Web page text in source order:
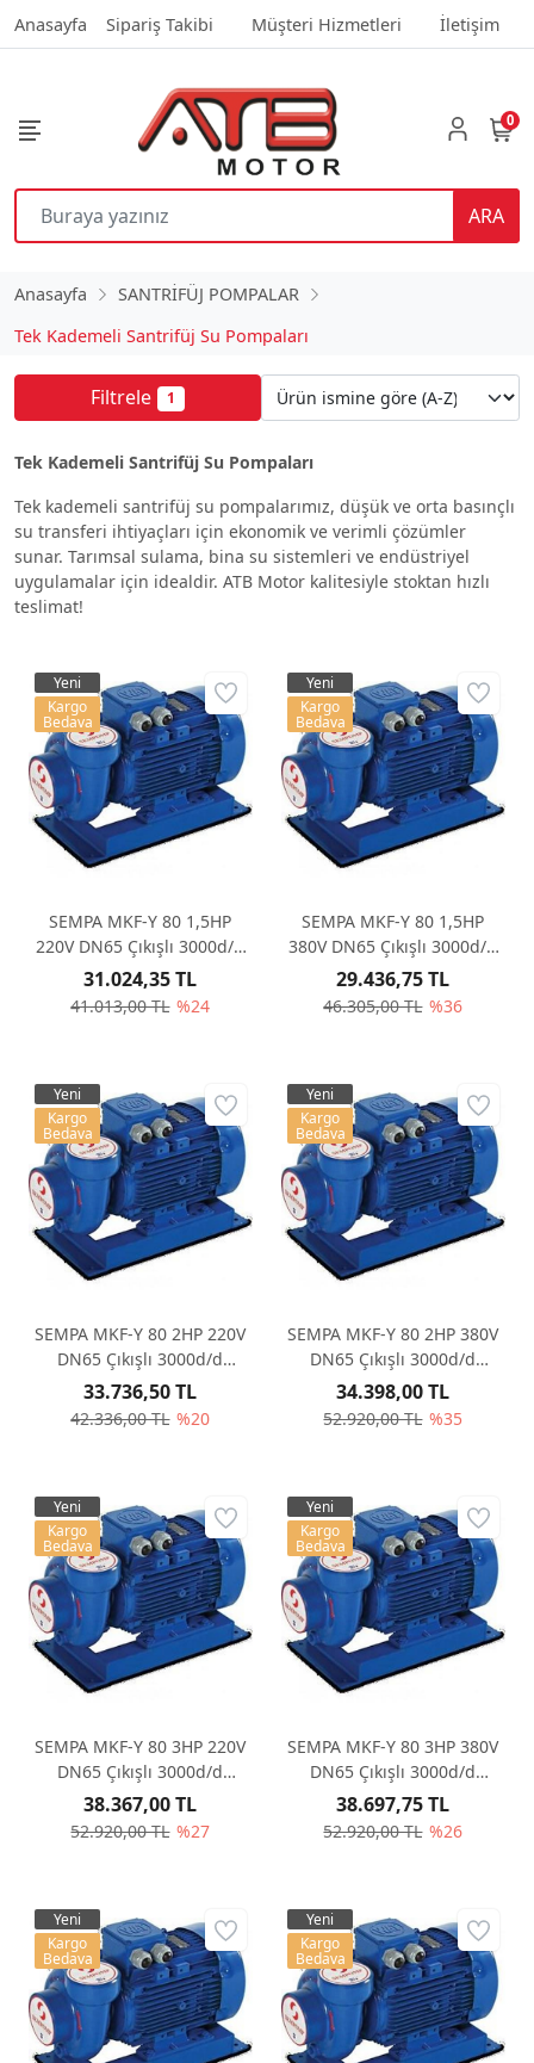
Anasayfa Sipariş Takibi Müşteri Hizmetleri İletişim
ARA
0
Anasayfa
SANTRİFÜJ POMPALAR
Tek Kademeli Santrifüj Su Pompaları
Filtrele 1
Tek Kademeli Santrifüj Su Pompaları
Tek kademeli santrifüj su pompalarımız, düşük ve orta basınçlı
su transferi ihtiyaçları için ekonomik ve verimli çözümler
sunar. Tarımsal sulama, bina su sistemleri ve endüstriyel
uygulamalar için idealdir. ATB Motor kalitesiyle stoktan hızlı
teslimat!
SEMPA MKF-Y 80 1,5HP
220V DN65 Çıkışlı 3000d/d
Monoblok Santrifüj Pompa
41.013,00 TL %24
31.024,35 TL
Yeni
Kargo
Bedava
SEMPA MKF-Y 80 1,5HP
380V DN65 Çıkışlı 3000d/d
Monoblok Santrifüj Pompa
46.305,00 TL %36
29.436,75 TL
Yeni
Kargo
Bedava
SEMPA MKF-Y 80 2HP 220V
DN65 Çıkışlı 3000d/d
Monoblok Santrifüj Pompa
42.336,00 TL %20
33.736,50 TL
Yeni
Kargo
Bedava
SEMPA MKF-Y 80 2HP 380V
DN65 Çıkışlı 3000d/d
Monoblok Santrifüj Pompa
52.920,00 TL %35
34.398,00 TL
Yeni
Kargo
Bedava
SEMPA MKF-Y 80 3HP 220V
DN65 Çıkışlı 3000d/d
Monoblok Santrifüj Pompa
52.920,00 TL %27
38.367,00 TL
Yeni
Kargo
Bedava
SEMPA MKF-Y 80 3HP 380V
DN65 Çıkışlı 3000d/d
Monoblok Santrifüj Pompa
52.920,00 TL %26
38.697,75 TL
Yeni
Kargo
Bedava
Yeni
Kargo
Bedava
Yeni
Kargo
Bedava